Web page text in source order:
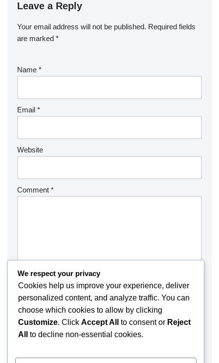
Leave a Reply
Your email address will not be published. Required fields
are marked *
Name *
Email *
Website
Comment *
Save my name, email, and website in this browser for the
next time I comment.
We respect your privacy
Cookies help us improve your experience, deliver
personalized content, and analyze traffic. You can
choose which cookies to allow by clicking
Customize. Click Accept All to consent or Reject
All
to decline non-essential cookies.